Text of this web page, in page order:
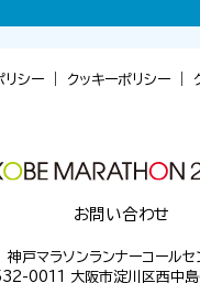
リシー｜ クッキーポリシー｜
お問い合わせ
神戸マラソンランナーコールセ
0011 大阪市淀川区西中